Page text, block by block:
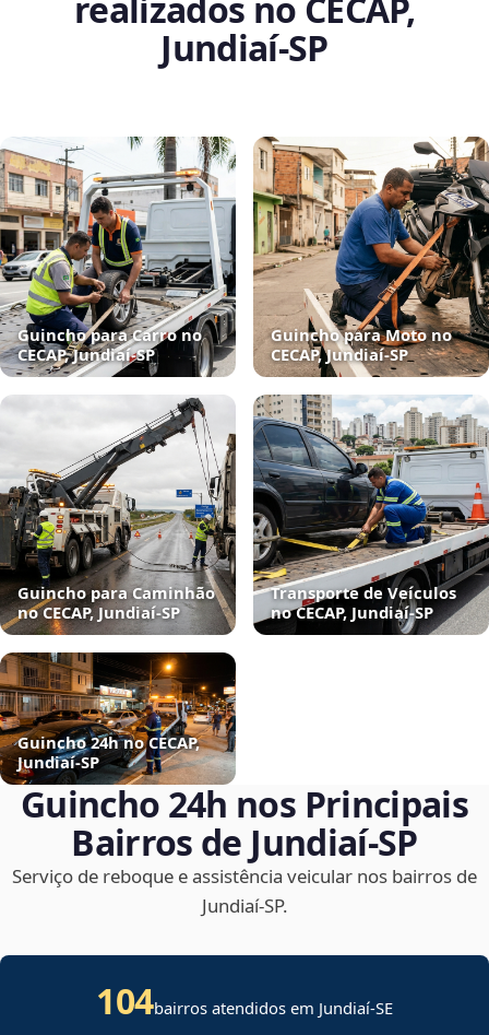
realizados no CECAP,
Jundiaí‑SP
Guincho para Carro no
CECAP, Jundiaí‑SP
Guincho para Moto no
CECAP, Jundiaí‑SP
Guincho para Caminhão
no CECAP, Jundiaí‑SP
Transporte de Veículos
no CECAP, Jundiaí‑SP
Guincho 24h no CECAP,
Jundiaí‑SP
Guincho 24h nos Principais
Bairros de Jundiaí‑SP
Serviço de reboque e assistência veicular nos bairros de
Jundiaí‑SP.
104bairros atendidos em Jundiaí-SE